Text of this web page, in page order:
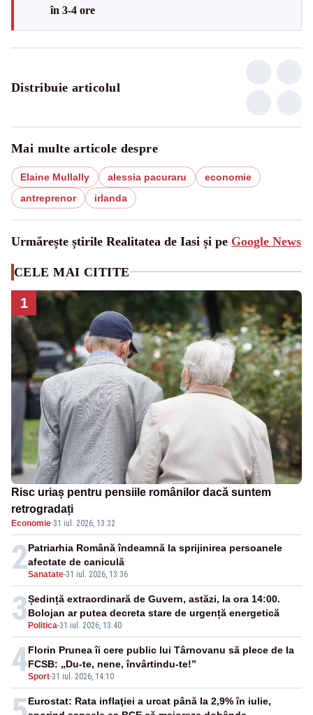
în 3-4 ore
Distribuie articolul
Mai multe articole despre
Elaine Mullally alessia pacuraru
economie
antreprenor
irlanda
Urmărește știrile Realitatea de Iasi și pe Google News
CELE MAI CITITE
1
Risc uriaș pentru pensiile românilor dacă suntem
retrogradați
Economie·31 iul. 2026, 13:32
2Sanatate-31 iul. 2026, 13:36
Patriarhia Română îndeamnă la sprijinirea persoanele
afectate de caniculă
3 Politica-31 iul. 2026, 13:40
Ședință extraordinară de Guvern, astăzi, la ora 14:00.
Bolojan ar putea decreta stare de urgență energetică
4Sport-31 iul. 2026, 14:10
Florin Prunea îi cere public lui Târnovanu să plece de la
FCSB: „Du-te, nene, învârtindu-te!”
Eurostat: Rata inflaţiei a urcat până la 2,9% în iulie,